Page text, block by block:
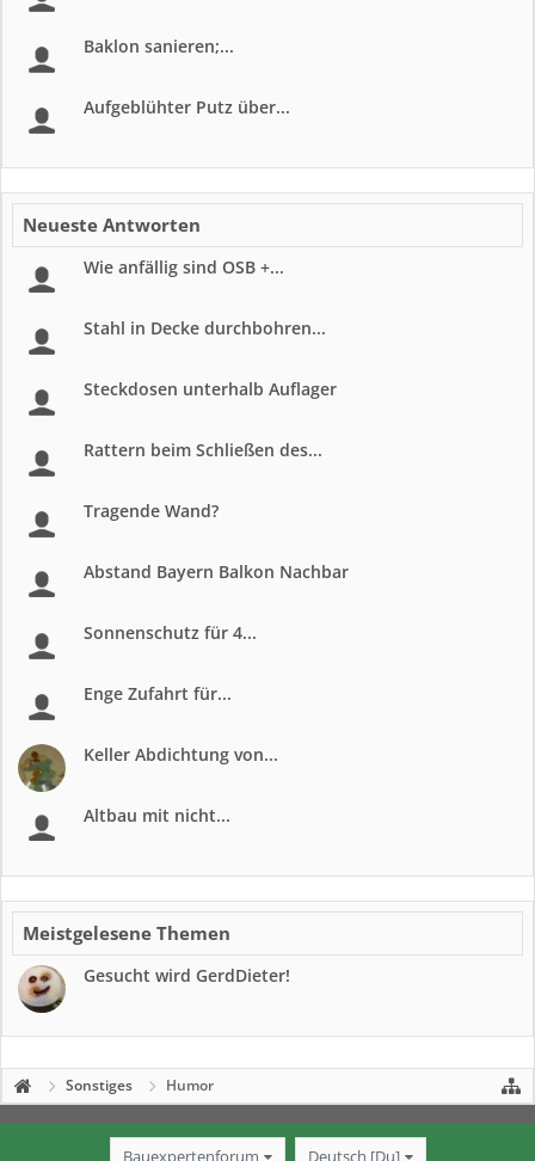
Baklon sanieren;...
Aufgeblühter Putz über...
Neueste Antworten
Wie anfällig sind OSB +...
Stahl in Decke durchbohren...
Steckdosen unterhalb Auflager
Rattern beim Schließen des...
Tragende Wand?
Abstand Bayern Balkon Nachbar
Sonnenschutz für 4...
Enge Zufahrt für...
Keller Abdichtung von...
Altbau mit nicht...
Meistgelesene Themen
Gesucht wird GerdDieter!
Sonstiges Humor
Bauexpertenforum Deutsch [Du]